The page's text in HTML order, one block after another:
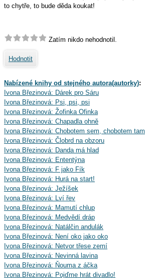
to chytře, to bude děda koukat!
Zatím nikdo nehodnotil.
Hodnotit
Nabízené knihy od stejného autora(autorky):
Ivona Březinová: Dárek pro Sáru
Ivona Březinová: Psi, psi, psi
Ivona Březinová: Žofinka Ofinka
Ivona Březinová: Chapadla ohně
Ivona Březinová: Chobotem sem, chobotem tam
Ivona Březinová: Člobrd na obzoru
Ivona Březinová: Danda má hlad
Ivona Březinová: Ententýna
Ivona Březinová: F jako Fík
Ivona Březinová: Hurá na start!
Ivona Březinová: Ježíšek
Ivona Březinová: Lví řev
Ivona Březinová: Mamutí chlup
Ivona Březinová: Medvědí dráp
Ivona Březinová: Natálčin andulák
Ivona Březinová: Není oko jako oko
Ivona Březinová: Netvor třese zemí
Ivona Březinová: Nevinná lavina
Ivona Březinová: Ňouma z áčka
Ivona Březinová: Pojďme hrát divadlo!